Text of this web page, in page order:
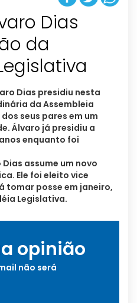
Dias
da
Dias presidiu nesta
da Assembleia
seus pares em um
Álvaro já presidiu a
enquanto foi
assume um novo
Ele foi eleito vice
tomar posse em janeiro,
Legislativa.
opinião
não será